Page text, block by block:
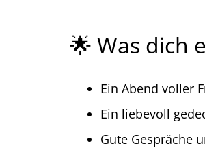
🌟 Was dich
Ein Abend voller
Ein liebevoll
Gute Gespräche